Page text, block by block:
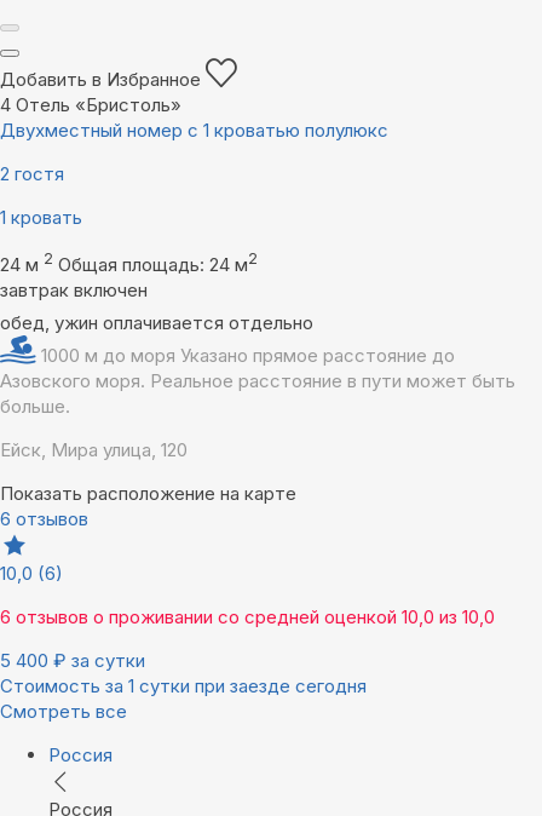
Добавить в Избранное
4 Отель «Бристоль»
Двухместный номер с 1 кроватью полулюкс
2 гостя
1 кровать
24 м 2 Общая площадь: 24 м2
завтрак включен
обед, ужин оплачивается отдельно
1000 м до моря Указано прямое расстояние до
Азовского моря. Реальное расстояние в пути может быть
больше.
Ейск, Мира улица, 120
Показать расположение на карте
6 отзывов
10,0 (6)
6 отзывов о проживании со средней оценкой 10,0 из 10,0
5 400 ₽ за сутки
Стоимость за 1 сутки при заезде сегодня
Смотреть все
Россия
Россия